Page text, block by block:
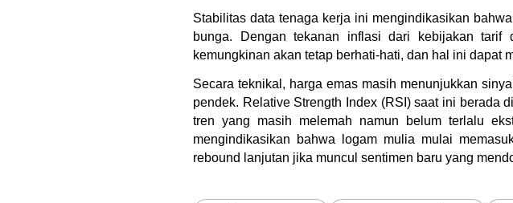
Stabilitas data tenaga kerja ini mengindikasikan
bunga. Dengan tekanan inflasi dari kebijakan
kemungkinan akan tetap berhati-hati, dan hal ini dapat
Secara teknikal, harga emas masih menunjukkan
pendek. Relative Strength Index (RSI) saat ini berada
tren yang masih melemah namun belum terlalu
mengindikasikan bahwa logam mulia mulai
rebound lanjutan jika muncul sentimen baru yang